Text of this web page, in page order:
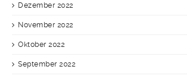
Dezember 2022
November 2022
Oktober 2022
September 2022